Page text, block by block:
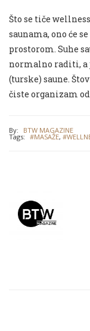
Što se tiče
saunama, ono će
prostorom. Suhe
normalno raditi, a
(turske) saune.
čiste organizam
By: BTW MAGAZINE
Tags: #MASAŽE,